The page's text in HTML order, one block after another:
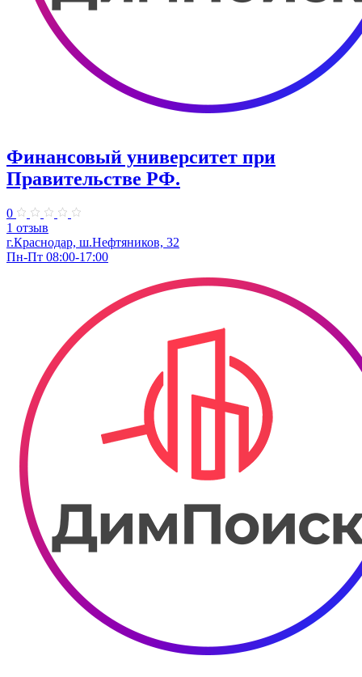
Финансовый университет при
Правительстве РФ.
0
1 отзыв
г.Краснодар, ш.Нефтяников, 32
Пн-Пт 08:00-17:00